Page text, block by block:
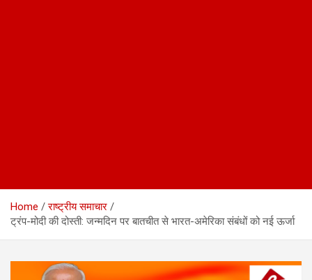
Home
राष्ट्रीय समाचार
ट्रंप-मोदी की दोस्ती: जन्मदिन पर बातचीत से भारत-अमेरिका संबंधों को नई ऊर्जा